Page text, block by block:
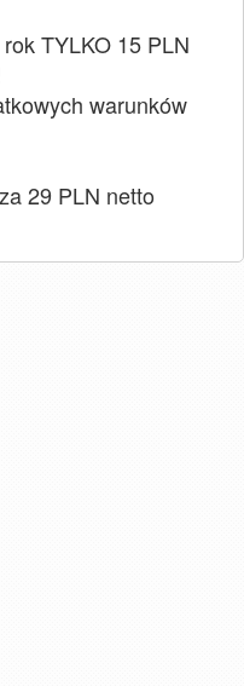
TYLKO 15 PLN
warunków
za 29 PLN netto